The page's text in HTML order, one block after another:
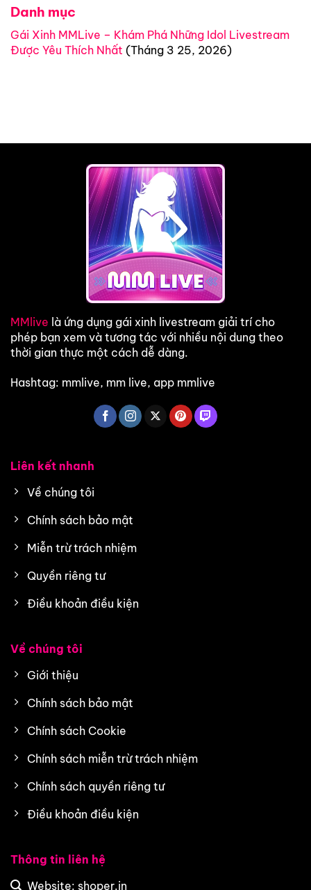
Danh mục
Gái Xinh MMLive – Khám Phá Những Idol Livestream
Được Yêu Thích Nhất (Tháng 3 25, 2026)
MMlive là ứng dụng gái xinh livestream giải trí cho
phép bạn xem và tương tác với nhiều nội dung theo
thời gian thực một cách dễ dàng.
Hashtag: mmlive, mm live, app mmlive
Liên kết nhanh
Về chúng tôi
Chính sách bảo mật
Miễn trừ trách nhiệm
Quyền riêng tư
Điều khoản điều kiện
Về chúng tôi
Giới thiệu
Chính sách bảo mật
Chính sách Cookie
Chính sách miễn trừ trách nhiệm
Chính sách quyền riêng tư
Điều khoản điều kiện
Thông tin liên hệ
Website: shoper.in